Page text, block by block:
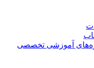
آموزشی تخصصی